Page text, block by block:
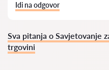
Idi na odgovor
Sva pitanja o Savjetovanje
trgovini